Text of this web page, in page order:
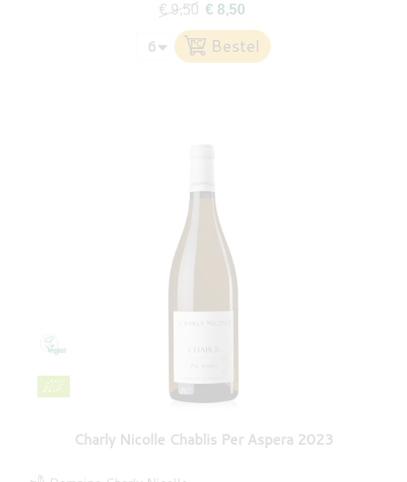
€ 9,50 € 8,50
Charly Nicolle Chablis Per Aspera 2023